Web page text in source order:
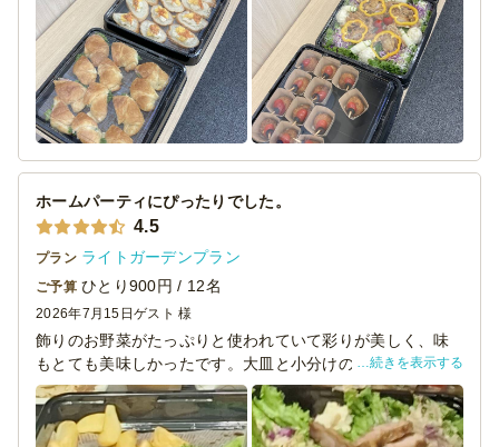
ナップでした。食事が充実していたおかげもあってか、イ
ベント終了後も長く滞在してくれたので運営としては大変
助かりました。
ホームパーティにぴったりでした。
4.5
プラン ライトガーデンプラン
ご予算 ひとり900円 / 12名
2026年7月15日 ゲスト 様
飾りのお野菜がたっぷりと使われていて彩りが美しく、味
もとても美味しかったです。大皿と小分けのバランスが絶
妙で、紙皿やお箸などの備品もセットになっているため、
ホームパーティーにぴったりでした。
続きを表示する